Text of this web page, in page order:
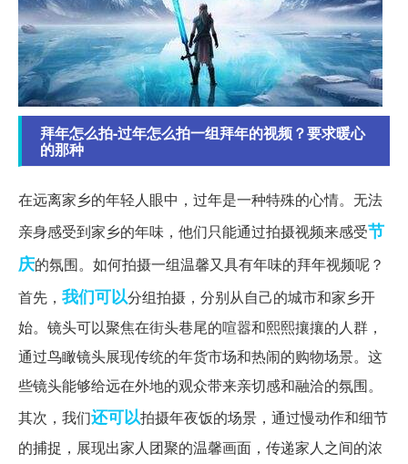
拜年怎么拍-过年怎么拍一组拜年的视频？要求暖心
的那种
在远离家乡的年轻人眼中，过年是一种特殊的心情。无法
亲身感受到家乡的年味，他们只能通过拍摄视频来感受节
庆的氛围。如何拍摄一组温馨又具有年味的拜年视频呢？
首先， 我们可以分组拍摄，分别从自己的城市和家乡开
始。镜头可以聚焦在街头巷尾的喧嚣和熙熙攘攘的人群，
通过鸟瞰镜头展现传统的年货市场和热闹的购物场景。这
些镜头能够给远在外地的观众带来亲切感和融洽的氛围。
其次，我们还可以拍摄年夜饭的场景，通过慢动作和细节
的捕捉，展现出家人团聚的温馨画面，传递家人之间的浓